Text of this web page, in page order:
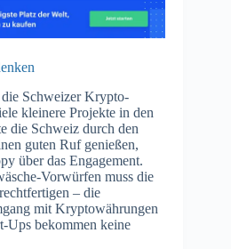
Schweizer Krypto-
kleinere Projekte in den
die Schweiz durch den
guten Ruf genießen,
über das Engagement.
Vorwürfen muss die
– die
mit Kryptowährungen
Ups bekommen keine